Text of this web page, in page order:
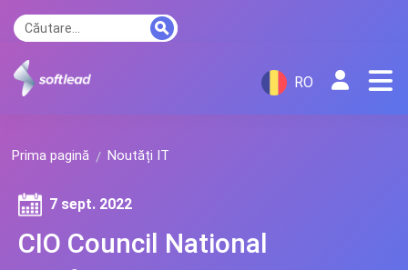
RO
Prima pagină Noutăți IT
CIO Council National
7 sept. 2022